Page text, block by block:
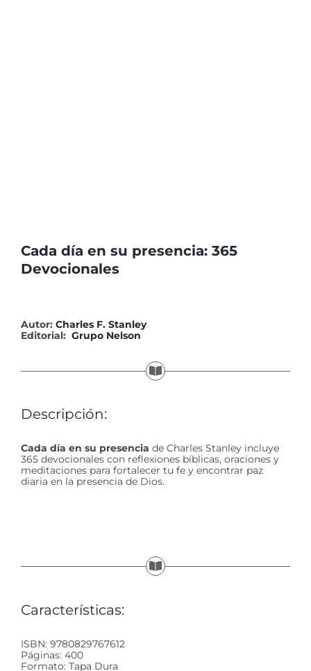
Cada día en su presencia: 365
Devocionales
Autor: Charles F. Stanley
Editorial: Grupo Nelson
Descripción:
Cada día en su presencia de Charles Stanley incluye
365 devocionales con reflexiones bíblicas, oraciones y
meditaciones para fortalecer tu fe y encontrar paz
diaria en la presencia de Dios.
Características:
ISBN: 9780829767612
Páginas: 400
Formato: Tapa Dura